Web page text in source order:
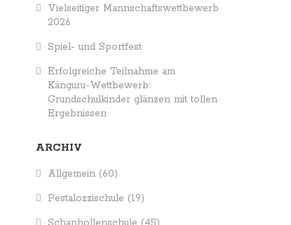
Vielseitiger Mannschaftswettbewerb
2026
Spiel- und Sportfest
Erfolgreiche Teilnahme am
Känguru-Wettbewerb:
Grundschulkinder glänzen mit tollen
Ergebnissen
ARCHIV
Allgemein(60)
Pestalozzischule (19)